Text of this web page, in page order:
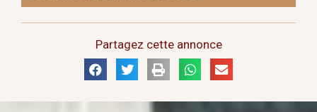
Partagez cette annonce